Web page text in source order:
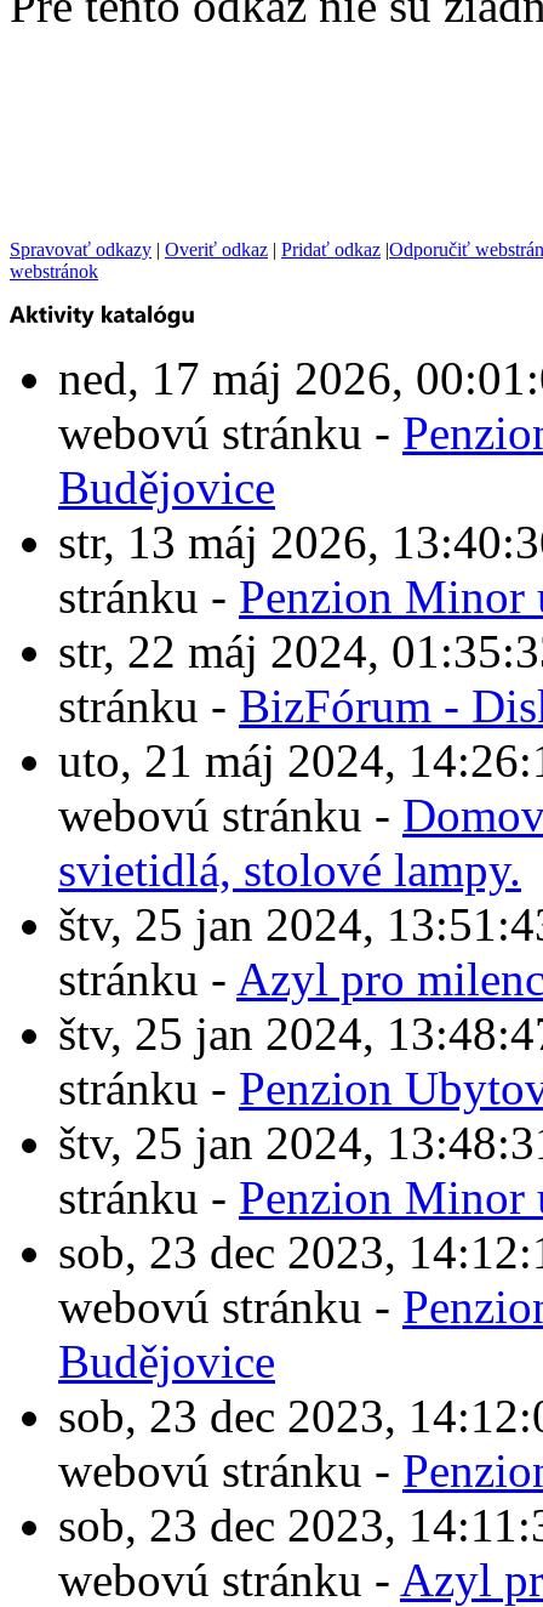
Spravovať odkazy | Overiť odkaz | Pridať odkaz |Odporučiť
webstránok
ned, 17 máj 2026,
webovú stránku -
Budějovice
str, 13 máj 2026,
stránku - Penzion Minor
str, 22 máj 2024,
stránku - BizFórum -
uto, 21 máj 2024,
webovú stránku -
svietidlá, stolové lampy.
štv, 25 jan 2024,
stránku - Azyl pro
štv, 25 jan 2024,
stránku - Penzion
štv, 25 jan 2024,
stránku - Penzion Minor
sob, 23 dec 2023,
webovú stránku -
Budějovice
sob, 23 dec 2023,
webovú stránku -
sob, 23 dec 2023,
webovú stránku - Azyl